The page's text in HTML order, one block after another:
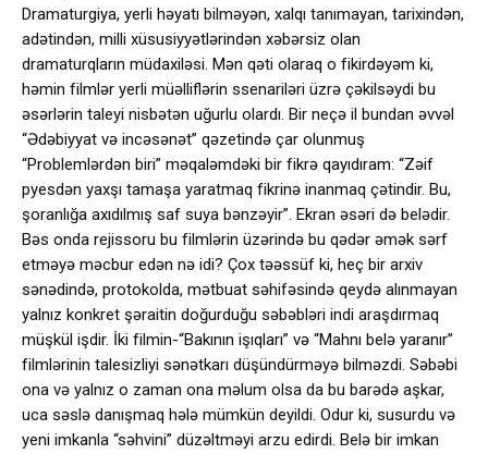
Dramaturgiya, yerli həyatı bilməyən, xalqı tanımayan, tarixindən,
adətindən, milli xüsusiyyətlərindən xəbərsiz olan
dramaturqların müdaxiləsi. Mən qəti olaraq o fikirdəyəm ki,
həmin filmlər yerli müəlliflərin ssenariləri üzrə çəkilsəydi bu
əsərlərin taleyi nisbətən uğurlu olardı. Bir neçə il bundan əvvəl
“Ədəbiyyat və incəsənət” qəzetində çar olunmuş
“Problemlərdən biri” məqaləmdəki bir fikrə qayıdıram: “Zəif
pyesdən yaxşı tamaşa yaratmaq fikrinə inanmaq çətindir. Bu,
şoranlığa axıdılmış saf suya bənzəyir”. Ekran əsəri də belədir.
Bəs onda rejissoru bu filmlərin üzərində bu qədər əmək sərf
etməyə məcbur edən nə idi? Çox təəssüf ki, heç bir arxiv
sənədində, protokolda, mətbuat səhifəsində qeydə alınmayan
yalnız konkret şəraitin doğurduğu səbəbləri indi araşdırmaq
müşkül işdir. İki filmin-“Bakının işıqları” və “Mahnı belə yaranır”
filmlərinin talesizliyi sənətkarı düşündürməyə bilməzdi. Səbəbi
ona və yalnız o zaman ona məlum olsa da bu barədə aşkar,
uca səslə danışmaq hələ mümkün deyildi. Odur ki, susurdu və
yeni imkanla “səhvini” düzəltməyi arzu edirdi. Belə bir imkan